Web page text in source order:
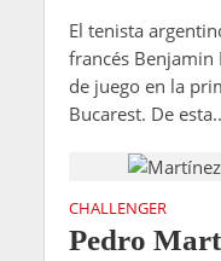
El tenista
francés
de juego en la
Bucarest. De
CHALLENGER
Pedro